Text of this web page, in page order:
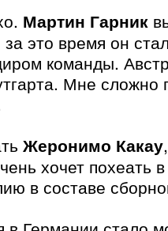
Мартин Гарник
это время он
команды.
Мне сложно
Жеронимо Какау
хочет похеать
в составе